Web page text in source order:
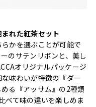
れた紅茶セット
かを選ぶことが可能で
のサテンリボンと、美し
オリジナルパッケージ
味わいが特徴の『ダー
る『アッサム』の2種類
べて味の違いを楽しめま